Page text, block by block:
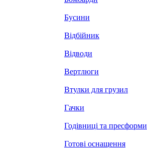
Бусини
Відбійник
Відводи
Вертлюги
Втулки для грузил
Гачки
Годівниці та пресформи
Готові оснащення